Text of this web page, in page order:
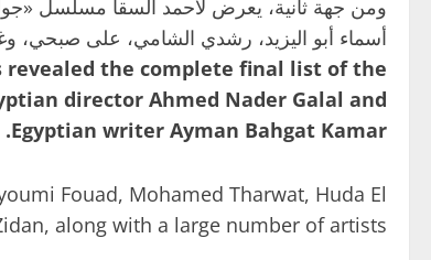
ومن جهة ثانية، يعرض لأحمد السقا مسلسل
أسماء أبو اليزيد، رشدي الشامي، على صبحي،
revealed the complete final list of the
director Ahmed Nader Galal and
Egyptian writer Ayman Bahgat Kamar.
Fouad, Mohamed Tharwat, Huda El
along with a large number of artists.